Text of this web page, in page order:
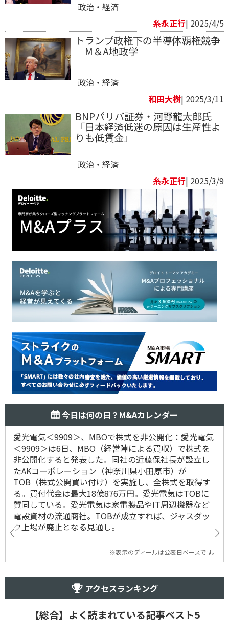
政治・経済
糸永正行| 2025/4/5
トランプ政権下の半導体覇権競争
│M＆A地政学
政治・経済
和田大樹| 2025/3/11
BNPパリバ証券・河野龍太郎氏
「日本経済低迷の原因は生産性よ
りも低賃金」
政治・経済
糸永正行| 2025/3/9
今日は何の日？M&Aカレンダー
愛光電気＜9909＞、MBOで株式を非公開化：愛光電気
＜9909＞は6日、MBO（経営陣による買収）で株式を
非公開化すると発表した。同社の近藤保社長が設立し
たAKコーポレーション（神奈川県小田原市）が
TOB（株式公開買い付け）を実施し、全株式を取得す
る。買付代金は最大18億876万円。愛光電気はTOBに
賛同している。愛光電気は家電製品やIT周辺機器など
電設資材の流通商社。TOBが成立すれば、ジャスダッ
ク上場が廃止となる見通し。
※表示のディールは公表日ベースです。
アクセスランキング
【総合】よく読まれている記事ベスト5